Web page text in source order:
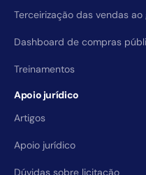
Terceirização das vendas ao
Dashboard de compras
Treinamentos
Apoio jurídico
Artigos
Apoio jurídico
Dúvidas sobre licitação